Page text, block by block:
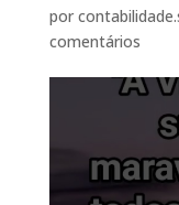
por
comentários